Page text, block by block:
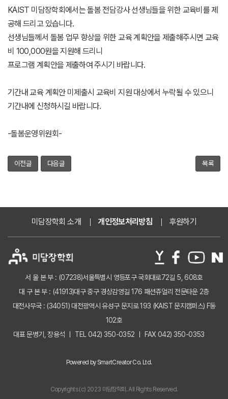
KAIST 미담장학회에서는 돌봄 전담강사 선생님들을 위한 교육비를 제
공해 드리고 있습니다.
선생님들께서 돌봄 업무 향상을 위한 교육 계획안을 제출해주시면 교육
비 100,000원을 지원해 드리니
프로그램 계획안을 제출하여 주시기 바랍니다.
기간내 교육 계획안 미제출시 교육비 지원 대상에서 누락될 수 있으니
기간내에 신청하시길 바랍니다.
-돌봄운영위원회-
이전글 다음글 목록
미담장학회 소개 개인정보처리방침 후원하기
서 울 본 부 : (07238)서울특별시 영등포구 국회대로72길 5, 608호
대 구 본 부 : (41913)대구 중구 경상감영길 176 패션쥬얼리 전문타운 2층
대전사무국 : (34051) 대전광역시 유성구 문지로 193 (KAIST 문지캠퍼스) F동
102호
대표 문병기, 장용석
TEL 042) 350-0352 FAX 042) 350-0353
Powered by SmartCreator Co. Ltd.
Copyrights (c) 2023 미담장학회. All Rights Reserved.